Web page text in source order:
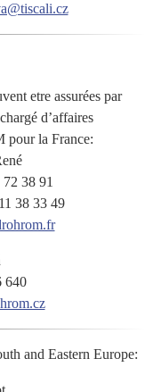
etre assurées par
d’affaires
pour la France:
38 91
38 33 49
640
and Eastern Europe: